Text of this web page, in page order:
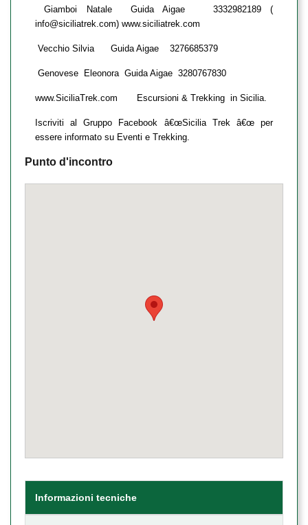
Giamboi Natale Guida Aigae 3332982189 (
info@siciliatrek.com) www.siciliatrek.com
Vecchio Silvia Guida Aigae 3276685379
Genovese Eleonora Guida Aigae 3280767830
www.SiciliaTrek.com Escursioni & Trekking in Sicilia.
Iscriviti al Gruppo Facebook â€œSicilia Trek â€œ per
essere informato su Eventi e Trekking.
Punto d'incontro
Informazioni tecniche